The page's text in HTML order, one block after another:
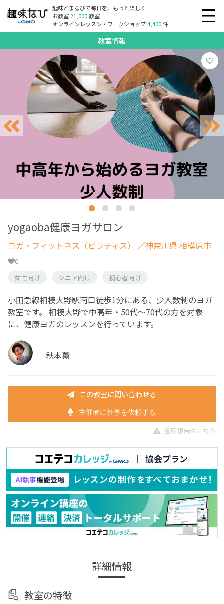
趣味とまなびで毎日を、もっと楽しく
お教室21,000教室
オンラインレッスン・ワークショップ4,400件
教室情報
yogaoba健康ヨガサロン
ヨガ・フィットネス（ピラティス） ／神奈川県 相模原市
0
女性向け
シニア向け 初心者向け
小田急線相模大野駅南口徒歩1分にある、少人数制のヨガ
教室です。 相模大野で中高年・50代〜70代の方を対象
に、健康ヨガのレッスンを行っています。
秋本薫
この教室に問い合わせる
主催者に仕事を依頼する
違反報告はこちら
詳細情報
教室の特徴